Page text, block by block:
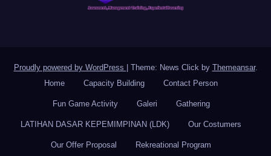
Proudly powered by WordPress Theme: News Click by Themeansar.
Home
Capacity Building Contact Person
Fun Game Activity Galeri Gathering
LATIHAN DASAR KEPEMIMPINAN (LDK) Our Costumers
Our Offer Proposal Rekreational Program